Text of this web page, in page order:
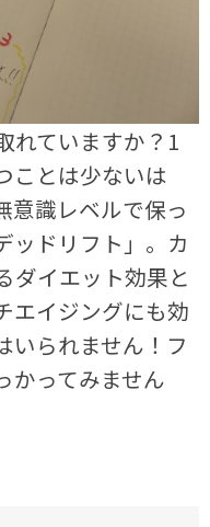
れていますか？1
ことは少ないは
意識レベルで保っ
ッドリフト」。カ
ダイエット効果と
エイジングにも効
いられません！フ
かってみません